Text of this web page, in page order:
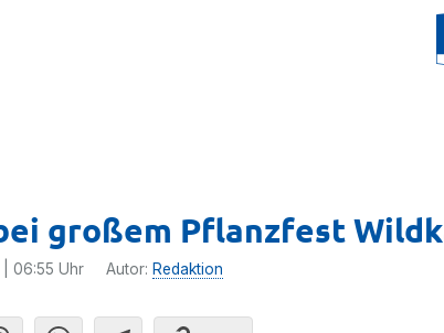
großem Pflanzfest
| 06:55 Uhr Autor: Redaktion